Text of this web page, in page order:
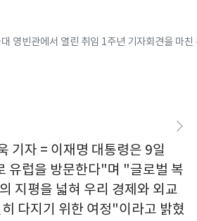
영빈관에서 열린 취임 1주년 기자회견을 마
기자 = 이재명 대통령은 9일
유럽을 방문한다"며 "글로벌 복
지평을 넓혀 우리 경제와 외교
다지기 위한 여정"이라고 밝혔